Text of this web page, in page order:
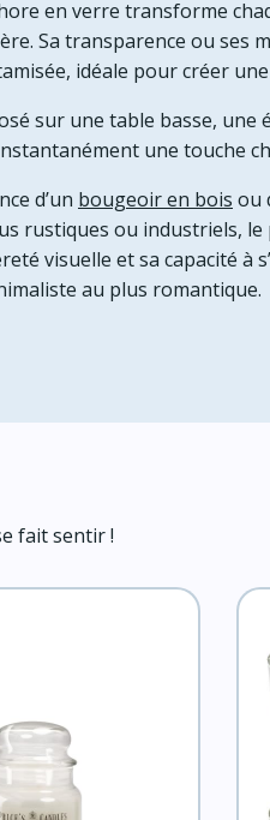
en verre transforme
Sa transparence ou ses
idéale pour créer
sur une table basse,
une touche
d’un bougeoir en bois ou
rustiques ou industriels,
visuelle et sa capacité à
au plus romantique.
fait sentir !